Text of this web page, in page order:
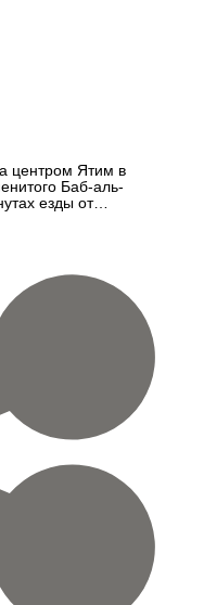
центром Ятим в
Баб-аль-
езды от